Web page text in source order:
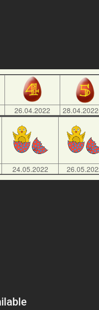
26.04.2022
24.05.2022